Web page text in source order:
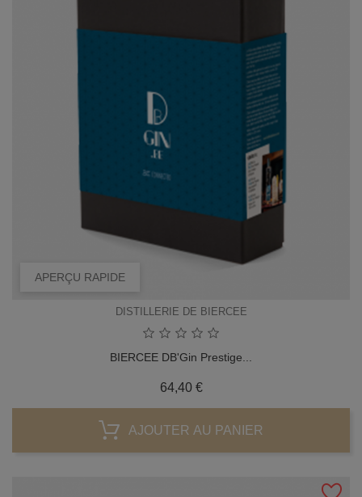
APERÇU RAPIDE
DISTILLERIE DE BIERCEE
BIERCEE DB'Gin Prestige...
64,40 €Prix
AJOUTER AU PANIER